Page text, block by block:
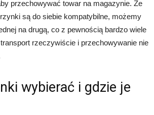
przechowywać towar na magazynie. Ze
są do siebie kompatybilne, możemy
na drugą, co z pewnością bardzo wiele
transport rzeczywiście i przechowywanie nie
wybierać i gdzie je